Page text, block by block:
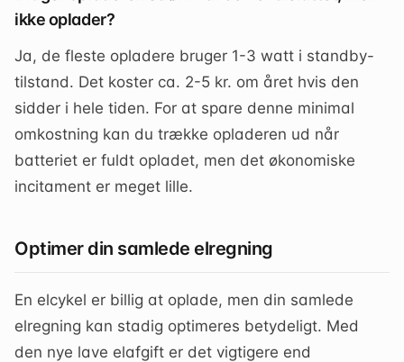
ikke oplader?
Ja, de fleste opladere bruger 1-3 watt i standby-
tilstand. Det koster ca. 2-5 kr. om året hvis den
sidder i hele tiden. For at spare denne minimal
omkostning kan du trække opladeren ud når
batteriet er fuldt opladet, men det økonomiske
incitament er meget lille.
Optimer din samlede elregning
En elcykel er billig at oplade, men din samlede
elregning kan stadig optimeres betydeligt. Med
den nye lave elafgift er det vigtigere end